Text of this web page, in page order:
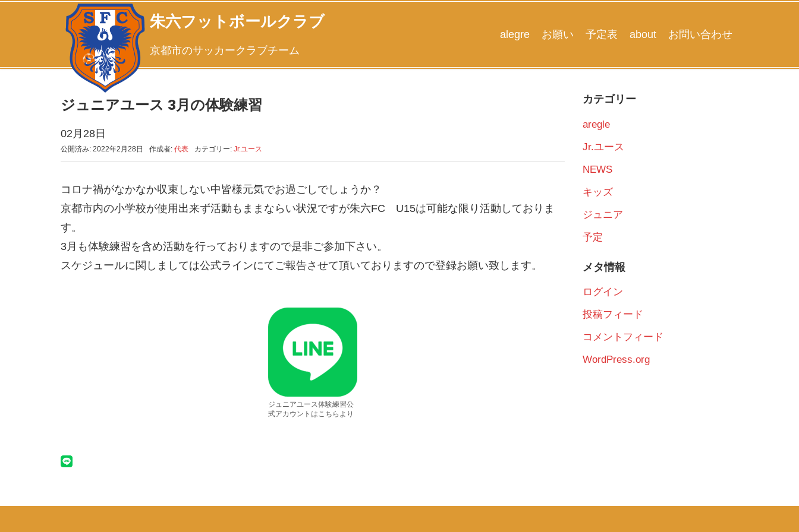
朱六フットボールクラブ
京都市のサッカークラブチーム
alegre お願い 予定表 about お問い合わせ
ジュニアユース 3月の体験練習
02月28日
公開済み: 2022年2月28日 作成者: 代表 カテゴリー: Jr.ユース
コロナ禍がなかなか収束しない中皆様元気でお過ごしでしょうか？
京都市内の小学校が使用出来ず活動もままならい状況ですが朱六FC U15は可能な限り活動しておりま
す。
3月も体験練習を含め活動を行っておりますので是非ご参加下さい。
スケジュールに関しましては公式ラインにてご報告させて頂いておりますので登録お願い致します。
ジュニアユース体験練習公
式アカウントはこちらより
カテゴリー
aregle
Jr.ユース
NEWS
キッズ
ジュニア
予定
メタ情報
ログイン
投稿フィード
コメントフィード
WordPress.org